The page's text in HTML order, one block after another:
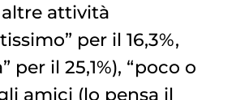
attività
per il 16,3%,
per il 25,1%), “poco o
amici (lo pensa il